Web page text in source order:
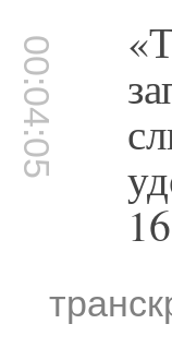
00:04:05